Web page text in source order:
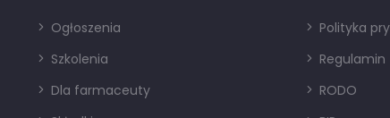
Ogłoszenia
Szkolenia
Dla farmaceuty
Polityka
Regulamin
RODO